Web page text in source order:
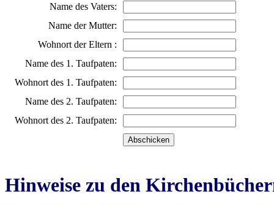
Name des Vaters:
Name der Mutter:
Wohnort der Eltern :
Name des 1. Taufpaten:
Wohnort des 1. Taufpaten:
Name des 2. Taufpaten:
Wohnort des 2. Taufpaten:
Hinweise zu den